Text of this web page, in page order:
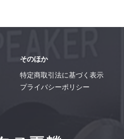
そのほか
特定商取引法に基づく表示
プライバシーポリシー